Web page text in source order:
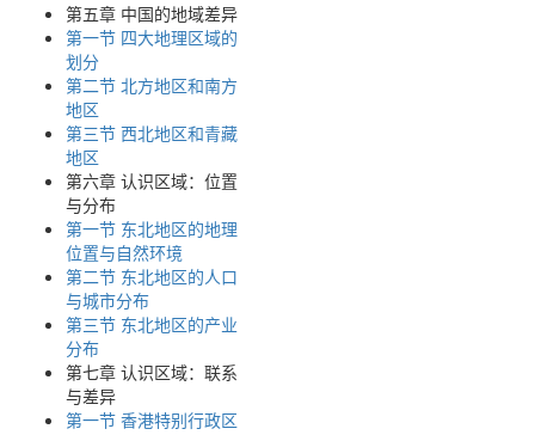
第五章 中国的地域差异
第一节 四大地理区域的
划分
第二节 北方地区和南方
地区
第三节 西北地区和青藏
地区
第六章 认识区域：位置
与分布
第一节 东北地区的地理
位置与自然环境
第二节 东北地区的人口
与城市分布
第三节 东北地区的产业
分布
第七章 认识区域：联系
与差异
第一节 香港特别行政区